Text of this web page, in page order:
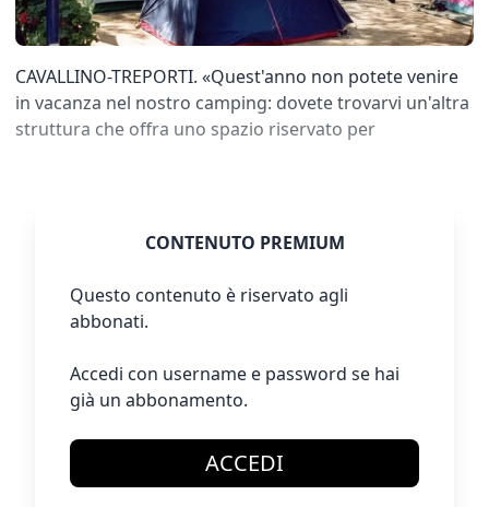
CAVALLINO-TREPORTI. «Quest'anno non potete venire
in vacanza nel nostro camping: dovete trovarvi un'altra
struttura che offra uno spazio riservato per
CONTENUTO PREMIUM
Questo contenuto è riservato agli
abbonati.
Accedi con username e password se hai
già un abbonamento.
ACCEDI